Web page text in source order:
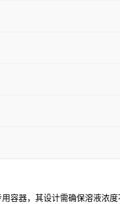
容器，其设计需确保溶液浓